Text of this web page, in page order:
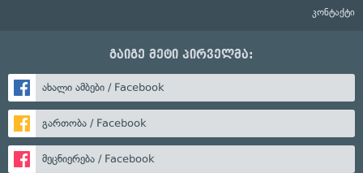
კონტაქტი
გაიგე მეტი პირველმა:
ახალი ამბები / Facebook
გართობა / Facebook
მეცნიერება / Facebook